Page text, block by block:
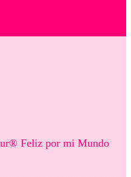
Feliz por mi Mundo